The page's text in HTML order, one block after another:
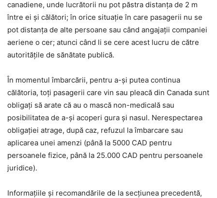
canadiene, unde lucrătorii nu pot păstra distanța de 2 m
între ei și călători; în orice situație în care pasagerii nu se
pot distanța de alte persoane sau când angajații companiei
aeriene o cer; atunci când li se cere acest lucru de către
autoritățile de sănătate publică.
În momentul îmbarcării, pentru a-și putea continua
călătoria, toți pasagerii care vin sau pleacă din Canada sunt
obligați să arate că au o mască non-medicală sau
posibilitatea de a-și acoperi gura și nasul. Nerespectarea
obligației atrage, după caz, refuzul la îmbarcare sau
aplicarea unei amenzi (până la 5000 CAD pentru
persoanele fizice, până la 25.000 CAD pentru persoanele
juridice).
Informațiile și recomandările de la secțiunea precedentă,